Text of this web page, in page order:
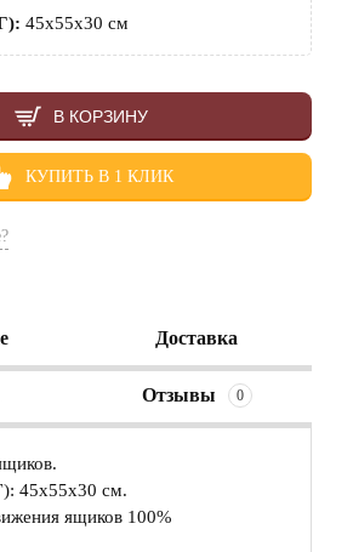
45х55х30 см
В КОРЗИНУ
КУПИТЬ В 1 КЛИК
Доставка
Отзывы 0
45х55х30 см.
ящиков 100%